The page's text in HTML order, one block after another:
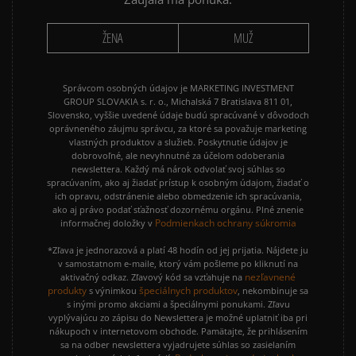
PUMA SPEEDCAT PUMA PALERMO
REEBOK CLUB C
ŽENA MUŽ
Správcom osobných údajov je MARKETING INVESTMENT
GROUP SLOVAKIA s. r. o., Michalská 7 Bratislava 811 01,
Slovensko, vyššie uvedené údaje budú spracúvané v dôvodoch
oprávneného záujmu správcu, za ktoré sa považuje marketing
vlastných produktov a služieb. Poskytnutie údajov je
dobrovoľné, ale nevyhnutné za účelom odoberania
newslettera. Každý má nárok odvolať svoj súhlas so
spracúvaním, ako aj žiadať prístup k osobným údajom, žiadať o
ich opravu, odstránenie alebo obmedzenie ich spracúvania,
ako aj právo podať sťažnosť dozornému orgánu. Plné znenie
informačnej doložky v Podmienkach ochrany súkromia
*Zľava je jednorazová a platí 48 hodín od jej prijatia. Nájdete ju
v samostatnom e-maile, ktorý vám pošleme po kliknutí na
aktivačný odkaz. Zľavový kód sa vzťahuje na nezľavnené
produkty s výnimkou špeciálnych produktov, nekombinuje sa
s inými promo akciami a špeciálnymi ponukami. Zľavu
vyplývajúcu zo zápisu do Newslettera je možné uplatniť iba pri
nákupoch v internetovom obchode. Pamätajte, že prihlásením
sa na odber newslettera vyjadrujete súhlas so zasielaním